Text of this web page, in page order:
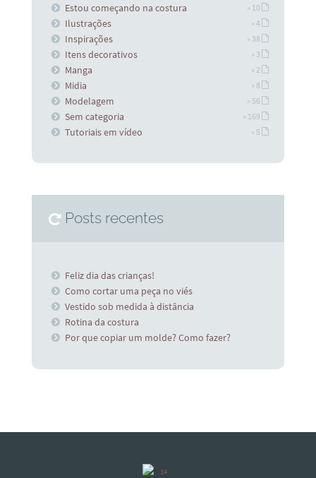
Estou começando na costura » 10
Ilustrações » 4
Inspirações » 38
Itens decorativos » 3
Manga » 2
Midia » 8
Modelagem » 56
Sem categoria » 169
Tutoriais em vídeo » 5
Posts recentes
Feliz dia das crianças!
Como cortar uma peça no viés
Vestido sob medida à distância
Rotina da costura
Por que copiar um molde? Como fazer?